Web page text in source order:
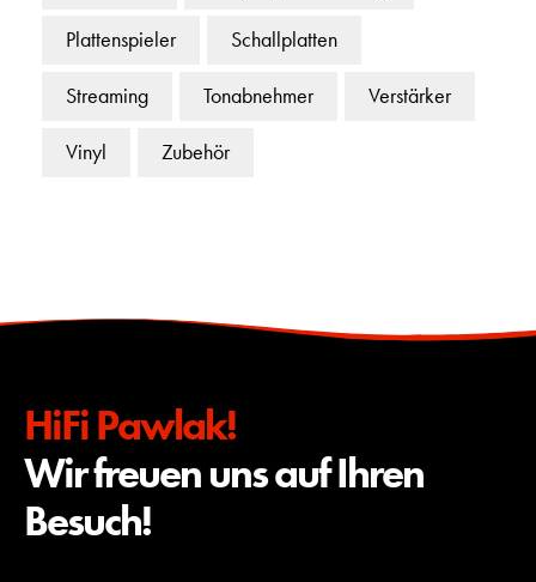
Plattenspieler Schallplatten
Streaming Tonabnehmer Verstärker
Vinyl Zubehör
HiFi Pawlak!
Wir freuen uns auf Ihren
Besuch!